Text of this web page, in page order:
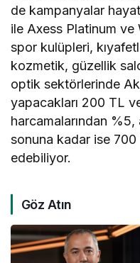
de kampanyalar
ile Axess Platinum ve
spor kulüpleri,
kozmetik, güzellik
optik sektörlerinde
yapacakları 200 TL
harcamalarından
sonuna kadar ise 700
edebiliyor.
Göz Atın